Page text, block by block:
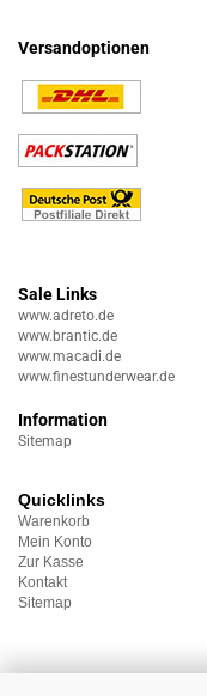
Versandoptionen
Sale Links
www.adreto.de
www.brantic.de
www.macadi.de
www.finestunderwear.de
Information
Sitemap
Quicklinks
Warenkorb
Mein Konto
Zur Kasse
Kontakt
Sitemap